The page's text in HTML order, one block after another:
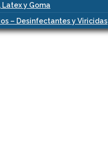
y Goma
– Desinfectantes y Viricidas